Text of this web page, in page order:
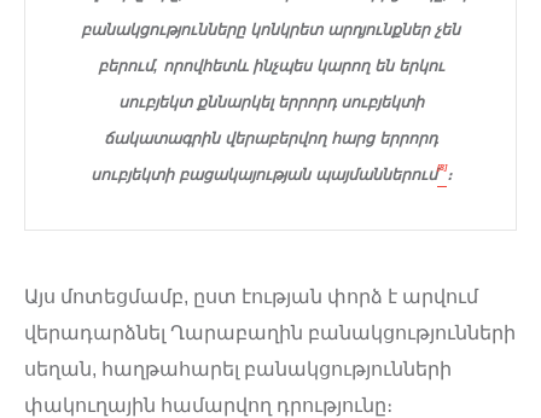
բանակցությունները կոնկրետ արդյունքներ չեն
բերում, որովհետև ինչպես կարող են երկու
սուբյեկտ քննարկել երրորդ սուբյեկտի
ճակատագրին վերաբերվող հարց երրորդ
սուբյեկտի բացակայության պայմաններում[8]։
Այս մոտեցմամբ, ըստ էության փորձ է արվում
վերադարձնել Ղարաբաղին բանակցությունների
սեղան, հաղթահարել բանակցությունների
փակուղային համարվող դրությունը։